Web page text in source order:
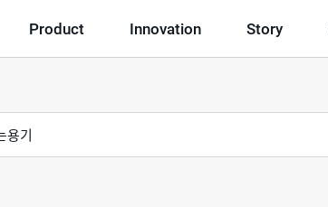
Product Innovation Story